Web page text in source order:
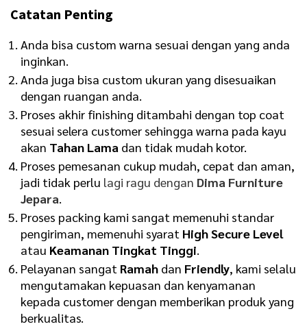
Catatan Penting
Anda bisa custom warna sesuai dengan yang anda
inginkan.
Anda juga bisa custom ukuran yang disesuaikan
dengan ruangan anda.
Proses akhir finishing ditambahi dengan top coat
sesuai selera customer sehingga warna pada kayu
akan Tahan Lama dan tidak mudah kotor.
Proses pemesanan cukup mudah, cepat dan aman,
jadi tidak perlu lagi ragu dengan Dima Furniture
Jepara.
Proses packing kami sangat memenuhi standar
pengiriman, memenuhi syarat High Secure Level
atau Keamanan Tingkat Tinggi.
Pelayanan sangat Ramah dan Friendly, kami selalu
mengutamakan kepuasan dan kenyamanan
kepada customer dengan memberikan produk yang
berkualitas.